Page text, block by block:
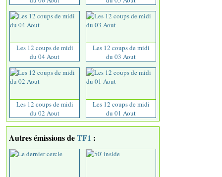
Les 12 coups de midi
du 04 Aout
Les 12 coups de midi
du 03 Aout
Les 12 coups de midi
du 02 Aout
Les 12 coups de midi
du 01 Aout
Autres émissions deTF1 :